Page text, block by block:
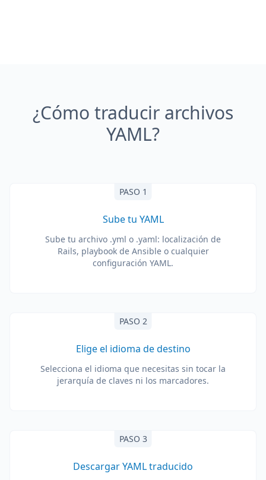
¿Cómo traducir archivos
YAML?
PASO 1
Sube tu YAML
Sube tu archivo .yml o .yaml: localización de
Rails, playbook de Ansible o cualquier
configuración YAML.
PASO 2
Elige el idioma de destino
Selecciona el idioma que necesitas sin tocar la
jerarquía de claves ni los marcadores.
PASO 3
Descargar YAML traducido